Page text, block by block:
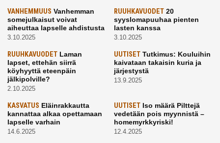
VANHEMMUUS Vanhemman
somejulkaisut voivat
aiheuttaa lapselle ahdistusta
3.10.2025
RUUHKAVUODET20
syyslomapuuhaa pienten
lasten kanssa
3.10.2025
RUUHKAVUODET Laman
lapset, ettehän siirrä
köyhyyttä eteenpäin
jälkipolville?
2.10.2025
UUTISETTutkimus: Kouluihin
kaivataan takaisin kuria ja
järjestystä
13.9.2025
KASVATUS Eläinrakkautta
kannattaa alkaa opettamaan
lapselle varhain
14.6.2025
UUTISETIso määrä Pilttejä
vedetään pois myynnistä –
homemyrkkyriski!
12.4.2025